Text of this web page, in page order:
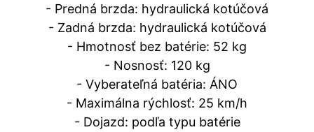
- Predná brzda: hydraulická kotúčová
- Zadná brzda: hydraulická kotúčová
- Hmotnosť bez batérie: 52 kg
- Nosnosť: 120 kg
- Vyberateľná batéria: ÁNO
- Maximálna rýchlosť: 25 km/h
- Dojazd: podľa typu batérie